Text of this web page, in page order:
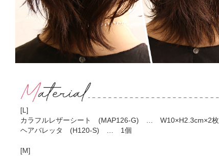
[L]
カラフルレザーシート (MAP126-G) … W10×H2.3cm×2枚
ヘアバレッタ (H120-S) … 1個
[M]